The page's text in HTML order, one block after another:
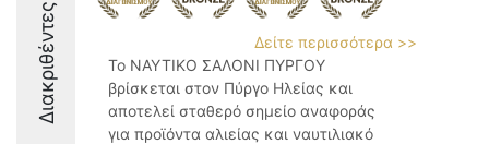
Διακριθέντες
Δείτε περισσότερα >>
Το ΝΑΥΤΙΚΟ ΣΑΛΟΝΙ ΠΥΡΓΟΥ
βρίσκεται στον Πύργο Ηλείας και
αποτελεί σταθερό σημείο αναφοράς
για προϊόντα αλιείας και ναυτιλιακό